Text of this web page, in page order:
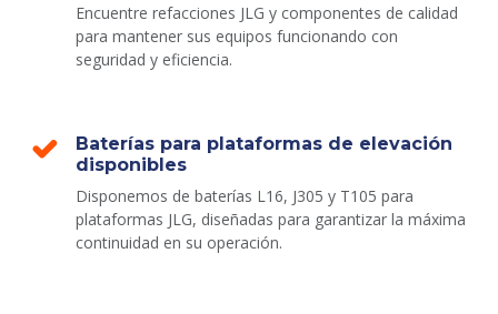
Encuentre refacciones JLG y componentes de calidad
para mantener sus equipos funcionando con
seguridad y eficiencia.
Baterías para plataformas de elevación
disponibles
Disponemos de baterías L16, J305 y T105 para
plataformas JLG, diseñadas para garantizar la máxima
continuidad en su operación.